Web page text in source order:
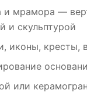
и мрамора —
и скульптурой
иконы, кресты,
или